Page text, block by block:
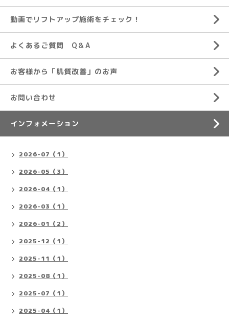
動画でリフトアップ施術をチェック！
よくあるご質問 Q＆A
お客様から「肌質改善」のお声
お問い合わせ
インフォメーション
2026-07（1）
2026-05（3）
2026-04（1）
2026-03（1）
2026-01（2）
2025-12（1）
2025-11（1）
2025-08（1）
2025-07（1）
2025-04（1）